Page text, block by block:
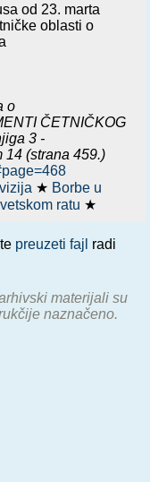
od 23. marta
oblasti o
o
ČETNIČKOG
3 -
14 (strana 459.)
★ Borbe u
ratu ★
preuzeti fajl radi
materijali su
naznačeno.